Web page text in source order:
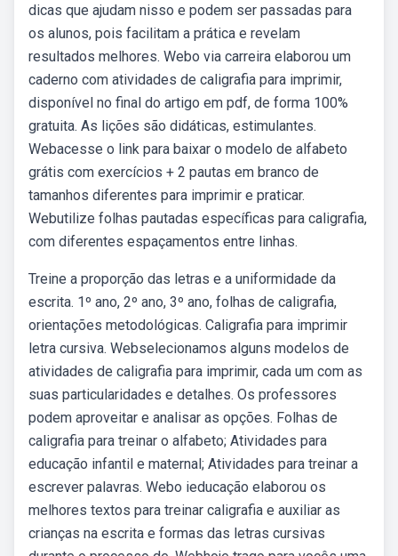
dicas que ajudam nisso e podem ser passadas para
os alunos, pois facilitam a prática e revelam
resultados melhores. Webo via carreira elaborou um
caderno com atividades de caligrafia para imprimir,
disponível no final do artigo em pdf, de forma 100%
gratuita. As lições são didáticas, estimulantes.
Webacesse o link para baixar o modelo de alfabeto
grátis com exercícios + 2 pautas em branco de
tamanhos diferentes para imprimir e praticar.
Webutilize folhas pautadas específicas para caligrafia,
com diferentes espaçamentos entre linhas.
Treine a proporção das letras e a uniformidade da
escrita. 1º ano, 2º ano, 3º ano, folhas de caligrafia,
orientações metodológicas. Caligrafia para imprimir
letra cursiva. Webselecionamos alguns modelos de
atividades de caligrafia para imprimir, cada um com as
suas particularidades e detalhes. Os professores
podem aproveitar e analisar as opções. Folhas de
caligrafia para treinar o alfabeto; Atividades para
educação infantil e maternal; Atividades para treinar a
escrever palavras. Webo ieducação elaborou os
melhores textos para treinar caligrafia e auxiliar as
crianças na escrita e formas das letras cursivas